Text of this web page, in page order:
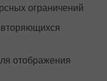
ограничений
отображения